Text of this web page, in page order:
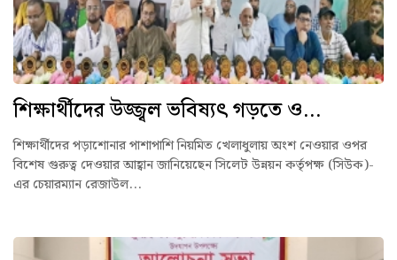
শিক্ষার্থীদের উজ্জ্বল ভবিষ্যৎ গড়তে ও...
শিক্ষার্থীদের পড়াশোনার পাশাপাশি নিয়মিত খেলাধুলায় অংশ নেওয়ার ওপর
বিশেষ গুরুত্ব দেওয়ার আহ্বান জানিয়েছেন সিলেট উন্নয়ন কর্তৃপক্ষ (সিউক)-
এর চেয়ারম্যান রেজাউল...